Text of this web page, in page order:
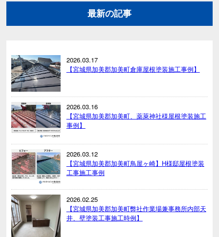
最新の記事
2026.03.17
【宮城県加美郡加美町倉庫屋根塗装施工事例】
2026.03.16
【宮城県加美郡加美町、薬萊神社様屋根塗装施工
事例】
2026.03.12
【宮城県加美郡加美町鳥屋ヶ崎】H様邸屋根塗装
工事施工事例
2026.02.25
【宮城県加美郡加美町弊社作業場兼事務所内部天
井、壁塗装工事施工時例】